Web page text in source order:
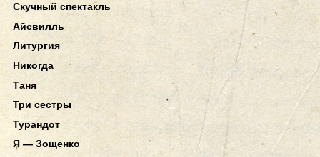
Скучный спектакль
Айсвилль
Литургия
Никогда
Таня
Три сестры
Турандот
Я — Зощенко